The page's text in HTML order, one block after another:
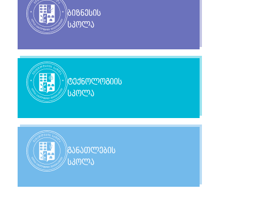
ბიზნესის
სკოლა
ტექნოლოგიის
სკოლა
განათლების
სკოლა